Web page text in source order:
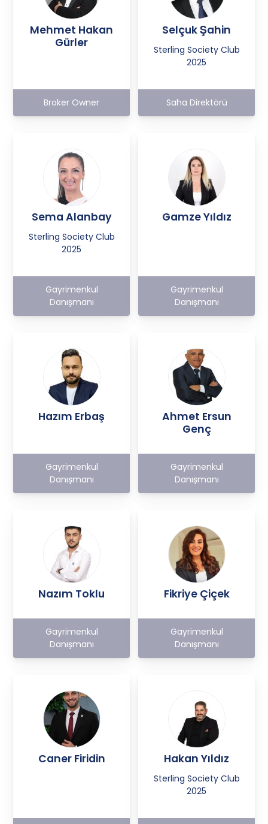
Mehmet Hakan
Gürler
Broker Owner
Selçuk Şahin
Sterling Society Club
2025
Saha Direktörü
Sema Alanbay
Sterling Society Club
2025
Gayrimenkul
Danışmanı
Gamze Yıldız
Gayrimenkul
Danışmanı
Hazım Erbaş
Gayrimenkul
Danışmanı
Ahmet Ersun
Genç
Gayrimenkul
Danışmanı
Nazım Toklu
Gayrimenkul
Danışmanı
Fikriye Çiçek
Gayrimenkul
Danışmanı
Caner Firidin Hakan Yıldız
Sterling Society Club
2025